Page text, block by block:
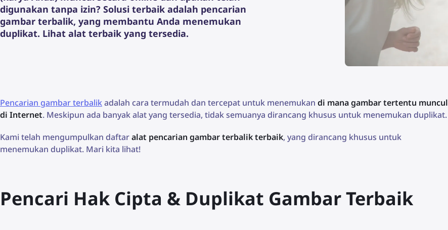
digunakan tanpa izin? Solusi terbaik adalah pencarian
gambar terbalik, yang membantu Anda menemukan
duplikat. Lihat alat terbaik yang tersedia.
Pencarian gambar terbalikadalah cara termudah dan tercepat untuk menemukan di mana gambar tertentu muncul
di Internet. Meskipun ada banyak alat yang tersedia, tidak semuanya dirancang khusus untuk menemukan duplikat.
Kami telah mengumpulkan daftaralat pencarian gambar terbalik terbaik, yang dirancang khusus untuk
menemukan duplikat. Mari kita lihat!
Pencari Hak Cipta & Duplikat Gambar Terbaik